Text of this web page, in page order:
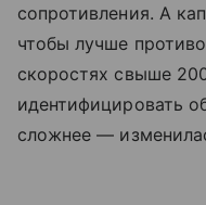
сопротивления. А
чтобы лучше
скоростях свыше
идентифицировать
сложнее —